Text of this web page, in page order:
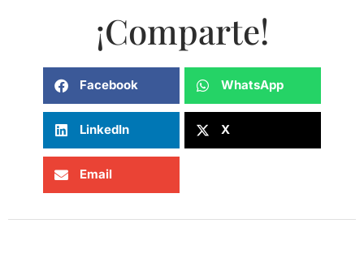
¡Comparte!
Facebook WhatsApp
LinkedIn X
Email